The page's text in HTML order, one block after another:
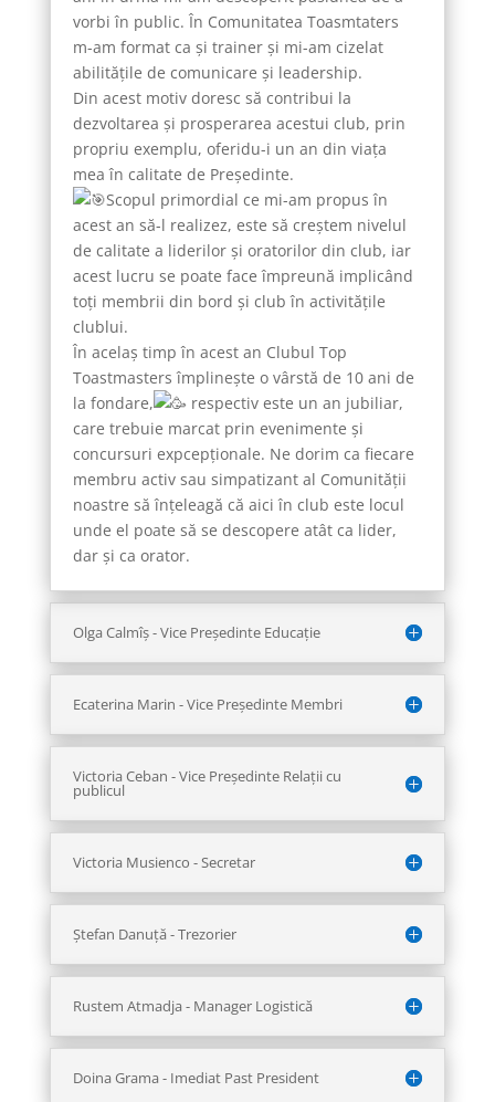
vorbi în public. În Comunitatea Toasmtaters
m-am format ca și trainer și mi-am cizelat
abilitățile de comunicare și leadership.
Din acest motiv doresc să contribui la
dezvoltarea și prosperarea acestui club, prin
propriu exemplu, oferidu-i un an din viața
mea în calitate de Președinte.
Scopul primordial ce mi-am propus în
acest an să-l realizez, este să creștem nivelul
de calitate a liderilor și oratorilor din club, iar
acest lucru se poate face împreună implicând
toți membrii din bord și club în activitățile
clublui.
În acelaș timp în acest an Clubul Top
Toastmasters împlinește o vârstă de 10 ani de
la fondare,
respectiv este un an jubiliar,
care trebuie marcat prin evenimente și
concursuri expcepționale. Ne dorim ca fiecare
membru activ sau simpatizant al Comunității
noastre să înțeleagă că aici în club este locul
unde el poate să se descopere atât ca lider,
dar și ca orator.
Olga Calmîș - Vice Președinte Educație
Ecaterina Marin - Vice Președinte Membri
Victoria Ceban - Vice Președinte Relații cu
publicul
Victoria Musienco - Secretar
Ștefan Danuță - Trezorier
Rustem Atmadja - Manager Logistică
Doina Grama - Imediat Past President